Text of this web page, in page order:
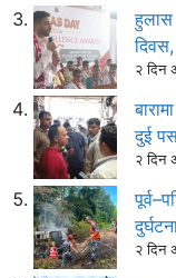
हुलास
२ दिन
दुई
२ दिन
२ दिन